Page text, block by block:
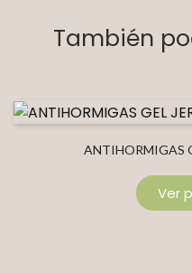
También
ANTIHORMIGAS
Ver